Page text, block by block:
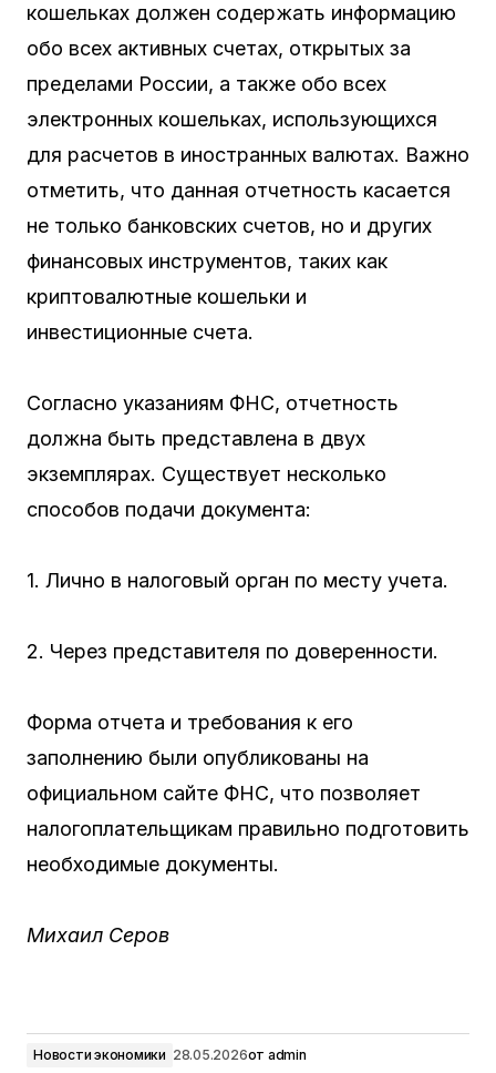
кошельках должен содержать информацию
обо всех активных счетах, открытых за
пределами России, а также обо всех
электронных кошельках, использующихся
для расчетов в иностранных валютах. Важно
отметить, что данная отчетность касается
не только банковских счетов, но и других
финансовых инструментов, таких как
криптовалютные кошельки и
инвестиционные счета.
Согласно указаниям ФНС, отчетность
должна быть представлена в двух
экземплярах. Существует несколько
способов подачи документа:
1. Лично в налоговый орган по месту учета.
2. Через представителя по доверенности.
Форма отчета и требования к его
заполнению были опубликованы на
официальном сайте ФНС, что позволяет
налогоплательщикам правильно подготовить
необходимые документы.
Михаил Серов
Новости экономики 28.05.2026от admin